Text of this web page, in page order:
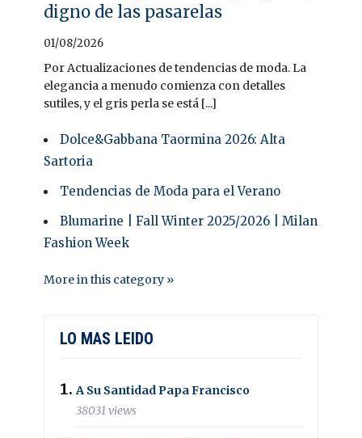
digno de las pasarelas
01/08/2026
Por Actualizaciones de tendencias de moda. La
elegancia a menudo comienza con detalles
sutiles, y el gris perla se está [...]
Dolce&Gabbana Taormina 2026: Alta
Sartoria
Tendencias de Moda para el Verano
Blumarine | Fall Winter 2025/2026 | Milan
Fashion Week
More in this category »
LO MAS LEIDO
A Su Santidad Papa Francisco
38031 views